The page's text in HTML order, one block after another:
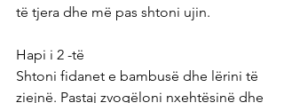
të tjera dhe më pas shtoni ujin.
Hapi i 2 -të
Shtoni fidanet e bambusë dhe lërini të
ziejnë. Pastaj zvogëloni nxehtësinë dhe